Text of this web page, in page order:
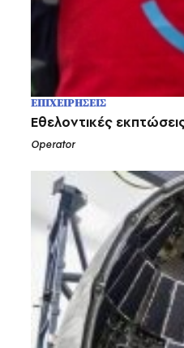
ΕΠΙΧΕΙΡΗΣΕΙΣ
Εθελοντικές
Operator